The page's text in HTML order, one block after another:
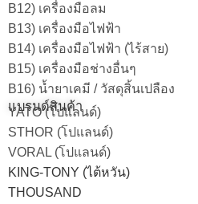
B12) เครื่องมือลม
B13) เครื่องมือไฟฟ้า
B14) เครื่องมือไฟฟ้า (ไร้สาย)
B15) เครื่องมือช่างอื่นๆ
B16) น้ำยาเคมี / วัสดุสิ้นเปลือง
แบรนด์สินค้า
YATO (โปแลนด์)
STHOR (โปแลนด์)
VORAL (โปแลนด์)
KING-TONY (ไต้หวัน)
THOUSAND